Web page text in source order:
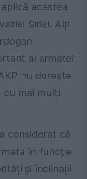
acestea
Siriei. Alți
al armatei
nu dorește
cu mai mulți
considerat că
în funcție
și înclinații